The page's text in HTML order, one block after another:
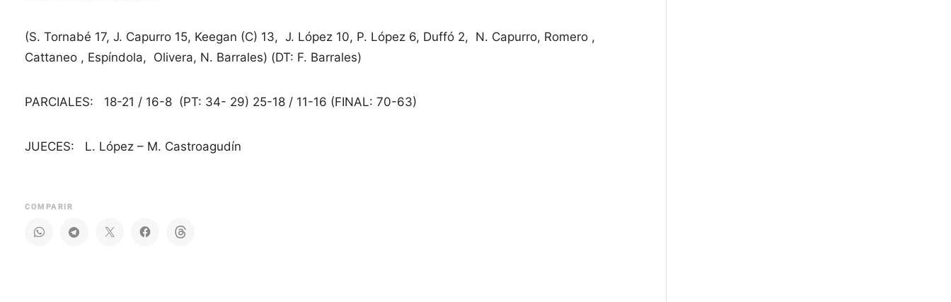
(S. Tornabé 17, J. Capurro 15, Keegan (C) 13, J. López 10, P. López 6, Duffó 2, N. Capurro, Romero ,
Cattaneo , Espíndola, Olivera, N. Barrales) (DT: F. Barrales)
PARCIALES: 18-21 / 16-8 (PT: 34- 29) 25-18 / 11-16 (FINAL: 70-63)
JUECES: L. López – M. Castroagudín
COMPARIR